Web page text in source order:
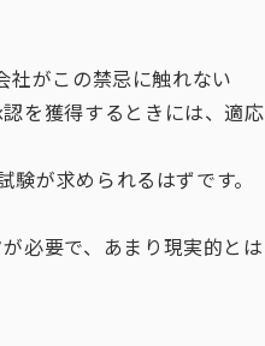
社がこの禁忌に触れない
を獲得するときには、適応
が求められるはずです。
必要で、あまり現実的とは